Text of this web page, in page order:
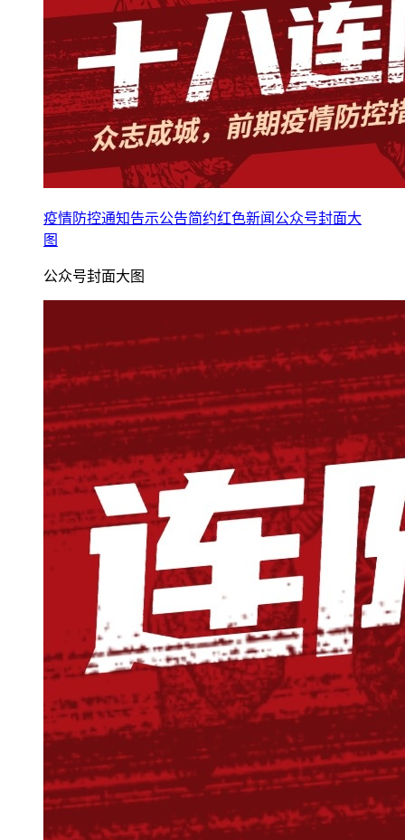
疫情防控通知告示公告简约红色新闻公众号封面大
图
公众号封面大图